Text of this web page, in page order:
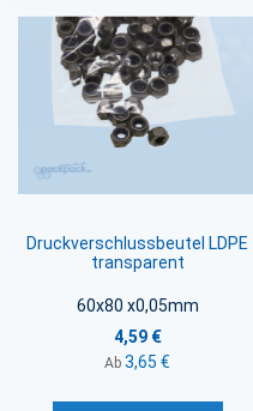
Druckverschlussbeutel LDPE
transparent
60x80 x0,05mm
4,59 €
Ab 3,65 €